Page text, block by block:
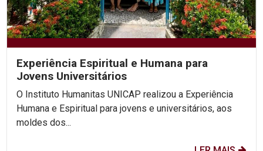
Experiência Espiritual e Humana para
Jovens Universitários
O Instituto Humanitas UNICAP realizou a Experiência
Humana e Espiritual para jovens e universitários, aos
moldes dos...